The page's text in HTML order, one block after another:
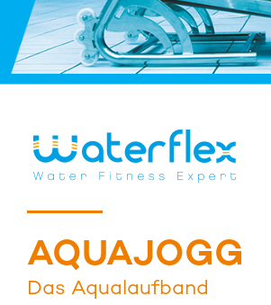
AQUAJOGG
Das Aqualaufband